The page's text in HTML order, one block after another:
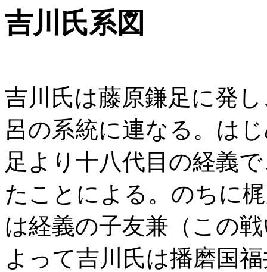
吉川氏系図
吉川氏は藤原鎌足に発
呂の系統に連なる。は
足より十八代目の経義
たことによる。のちに
は経義の子友兼（この
よって吉川氏は播磨国